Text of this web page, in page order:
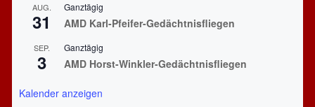
AUG.
31
Ganztägig
AMD Karl-Pfeifer-Gedächtnisfliegen
SEP.
3
Ganztägig
AMD Horst-Winkler-Gedächtnisfliegen
Kalender anzeigen